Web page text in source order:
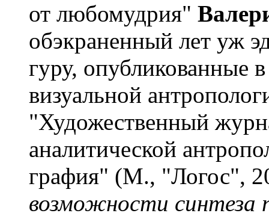
от любомудрия"
обэкраненный лет уж
гуру, опубликованные
визуальной
"Художественный
аналитической
графия" (М., "Логос",
возможности синтеза